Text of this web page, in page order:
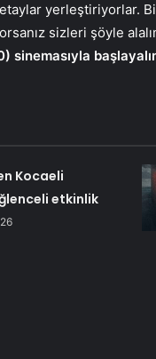
yerleştiriyorlar.
sizleri şöyle
sinemasıyla
Kocaeli
etkinlik